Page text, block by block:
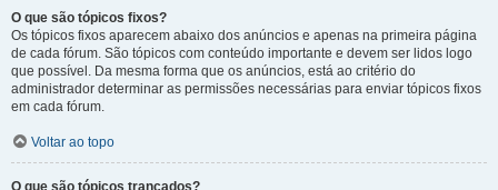
O que são tópicos fixos?
Os tópicos fixos aparecem abaixo dos anúncios e apenas na primeira página
de cada fórum. São tópicos com conteúdo importante e devem ser lidos logo
que possível. Da mesma forma que os anúncios, está ao critério do
administrador determinar as permissões necessárias para enviar tópicos fixos
em cada fórum.
Voltar ao topo
O que são tópicos trancados?